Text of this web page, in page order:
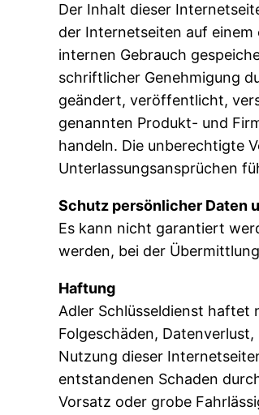
Der Inhalt dieser
der Internetseiten auf
internen Gebrauch
schriftlicher Genehmigung
geändert, veröffentlicht,
genannten Produkt- und
handeln. Die unberechtigte
Unterlassungsansprüchen
Schutz persönlicher Daten
Es kann nicht garantiert
werden, bei der
Haftung
Adler Schlüsseldienst
Folgeschäden,
Nutzung dieser
entstandenen Schaden
Vorsatz oder grobe